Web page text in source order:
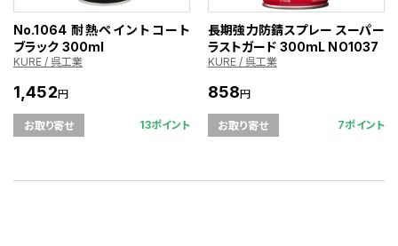
No.1064 耐熱ペイントコート
ブラック 300ml
KURE / 呉工業
1,452円
お取り寄せ 13ポイント
長期強力防錆スプレー スーパー
ラストガード 300mL NO1037
KURE / 呉工業
858円
お取り寄せ 7ポイント